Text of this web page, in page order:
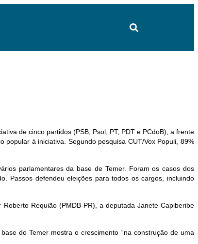
de cinco partidos (PSB, Psol, PT, PDT e PCdoB), a frente
à iniciativa. Segundo pesquisa CUT/Vox Populi, 89%
parlamentares da base de Temer. Foram os casos dos
Passos defendeu eleições para todos os cargos, incluindo
Requião (PMDB-PR), a deputada Janete Capiberibe
do Temer mostra o crescimento “na construção de uma